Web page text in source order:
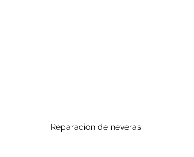
Reparacion de neveras